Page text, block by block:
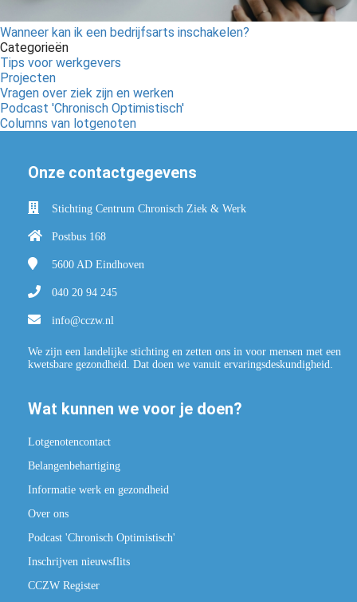
Wanneer kan ik een bedrijfsarts inschakelen?
Categorieën
Tips voor werkgevers
Projecten
Vragen over ziek zijn en werken
Podcast 'Chronisch Optimistisch'
Columns van lotgenoten
Onze contactgegevens
Stichting Centrum Chronisch Ziek & Werk
Postbus 168
5600 AD Eindhoven
040 20 94 245
info@cczw.nl
We zijn een landelijke stichting en zetten ons in voor mensen met een
kwetsbare gezondheid. Dat doen we vanuit ervaringsdeskundigheid.
Wat kunnen we voor je doen?
Lotgenotencontact
Belangenbehartiging
Informatie werk en gezondheid
Over ons
Podcast 'Chronisch Optimistisch'
Inschrijven nieuwsflits
CCZW Register